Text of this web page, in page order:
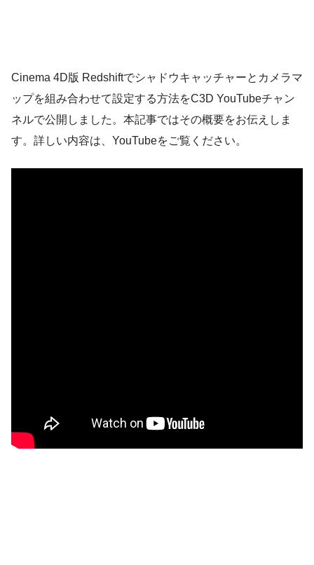
Cinema 4D版 Redshiftでシャドウキャッチャーとカメラマ
ップを組み合わせて設定する方法をC3D YouTubeチャン
ネルで公開しました。本記事ではその概要をお伝えしま
す。詳しい内容は、YouTubeをご覧ください。